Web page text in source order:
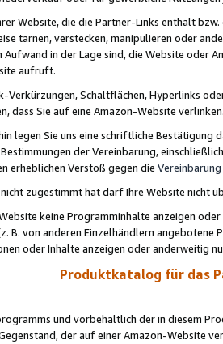
Website, die die Partner-Links enthält
tarnen, verstecken, manipulieren oder
Aufwand in der Lage sind, die Website oder
aufruft.
Verkürzungen, Schaltflächen, Hyperlinks
dass Sie auf eine Amazon-Website
legen Sie uns eine schriftliche
der Vereinbarung,
erheblichen Verstoß gegen die Vereinbarung
zugestimmt hat darf Ihre Website nicht
keine Programminhalte anzeigen
B. von anderen Einzelhändlern
oder Inhalte anzeigen oder anderweitig
Produktkatalog für das
und vorbehaltlich der in diesem
der auf einer Amazon-Website